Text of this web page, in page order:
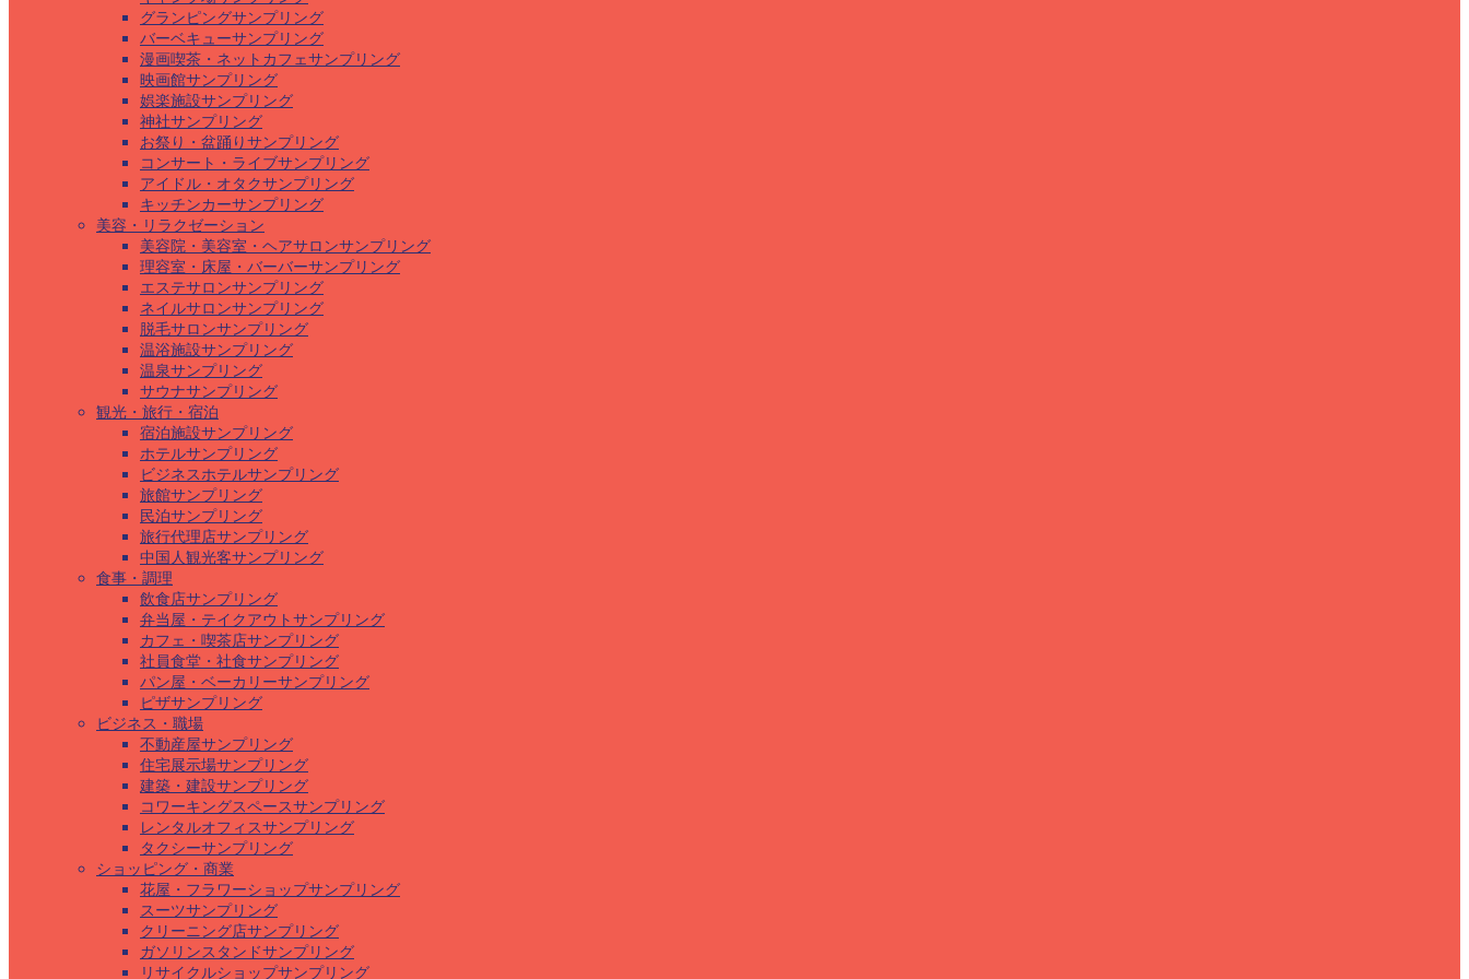
グランピングサンプリング
バーベキューサンプリング
漫画喫茶・ネットカフェサンプリング
映画館サンプリング
娯楽施設サンプリング
神社サンプリング
お祭り・盆踊りサンプリング
コンサート・ライブサンプリング
アイドル・オタクサンプリング
キッチンカーサンプリング
美容・リラクゼーション
美容院・美容室・ヘアサロンサンプリング
理容室・床屋・バーバーサンプリング
エステサロンサンプリング
ネイルサロンサンプリング
脱毛サロンサンプリング
温浴施設サンプリング
温泉サンプリング
サウナサンプリング
観光・旅行・宿泊
宿泊施設サンプリング
ホテルサンプリング
ビジネスホテルサンプリング
旅館サンプリング
民泊サンプリング
旅行代理店サンプリング
中国人観光客サンプリング
食事・調理
飲食店サンプリング
弁当屋・テイクアウトサンプリング
カフェ・喫茶店サンプリング
社員食堂・社食サンプリング
パン屋・ベーカリーサンプリング
ピザサンプリング
ビジネス・職場
不動産屋サンプリング
住宅展示場サンプリング
建築・建設サンプリング
コワーキングスペースサンプリング
レンタルオフィスサンプリング
タクシーサンプリング
ショッピング・商業
花屋・フラワーショップサンプリング
スーツサンプリング
クリーニング店サンプリング
ガソリンスタンドサンプリング
リサイクルショップサンプリング